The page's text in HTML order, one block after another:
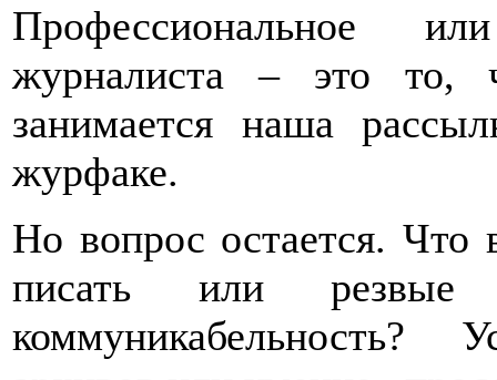
Профессиональное
журналиста – это то,
занимается наша
журфаке.
Но вопрос остается. Что
писать или резвые
коммуникабельность?